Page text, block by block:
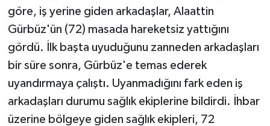
göre, iş yerine giden arkadaşlar, Alaattin
Gürbüz'ün (72) masada hareketsiz yattığını
gördü. İlk başta uyuduğunu zanneden arkadaşları
bir süre sonra, Gürbüz'e temas ederek
uyandırmaya çalıştı. Uyanmadığını fark eden iş
arkadaşları durumu sağlık ekiplerine bildirdi. İhbar
üzerine bölgeye giden sağlık ekipleri, 72